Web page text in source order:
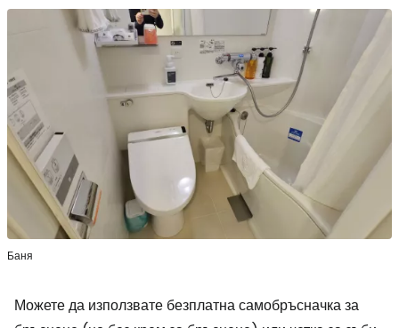
Баня
Можете да използвате безплатна самобръсначка за